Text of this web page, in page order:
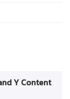
Y Content